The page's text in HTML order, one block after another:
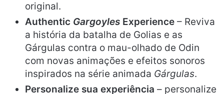
original.
Authentic Gargoyles Experience – Reviva
a história da batalha de Golias e as
Gárgulas contra o mau-olhado de Odin
com novas animações e efeitos sonoros
inspirados na série animada Gárgulas.
Personalize sua experiência – personalize